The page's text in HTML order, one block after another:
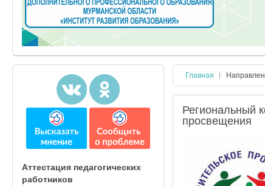
Главная
Региональный
просвещения
Аттестация педагогических
работников